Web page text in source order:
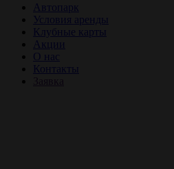
Автопарк
Условия аренды
Клубные карты
Акции
О нас
Контакты